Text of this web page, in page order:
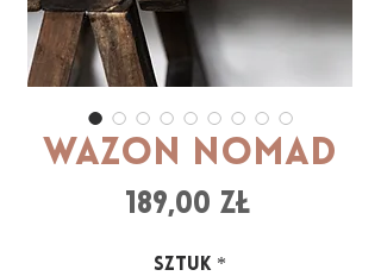
Wazon NOMAD
189,00 złCena
Sztuk *